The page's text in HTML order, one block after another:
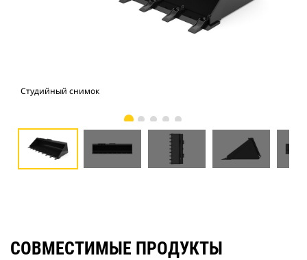
Студийный снимок
СОВМЕСТИМЫЕ ПРОДУКТЫ